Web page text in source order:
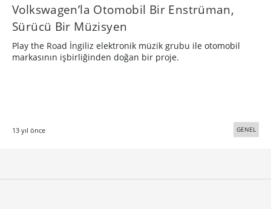
Volkswagen’la Otomobil Bir Enstrüman,
Sürücü Bir Müzisyen
Play the Road İngiliz elektronik müzik grubu ile otomobil
markasının işbirliğinden doğan bir proje.
13 yıl önce GENEL